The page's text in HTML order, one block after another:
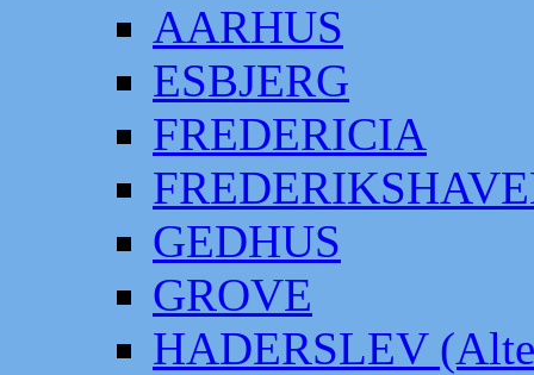
AARHUS
ESBJERG
FREDERICIA
GEDHUS
GROVE
HADERSLEV